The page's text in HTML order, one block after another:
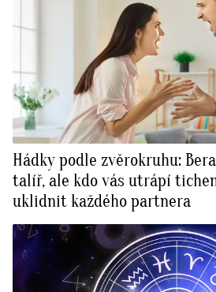
Hádky podle zvěrokruhu:
talíř, ale kdo vás utrápí
uklidnit každého partnera